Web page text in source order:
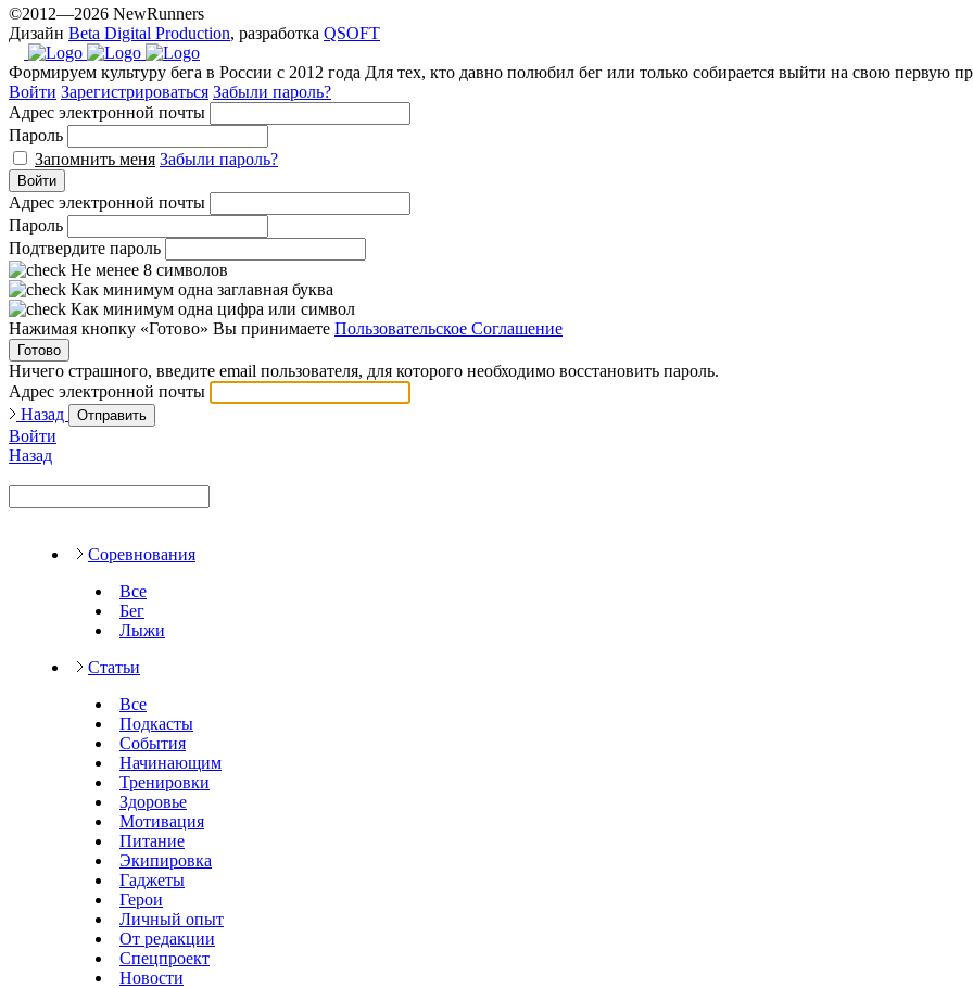
©2012—2026 NewRunners
Дизайн Beta Digital Production, разработка QSOFT
Формируем культуру бега в России с 2012 года Для тех, кто давно полюбил бег или только собирается выйти на свою первую
Войти Зарегистрироваться Забыли пароль?
Адрес электронной почты
Пароль
Запомнить меня Забыли пароль?
Войти
Адрес электронной почты
Пароль
Подтвердите пароль
Не менее 8 символов
Как минимум одна заглавная буква
Как минимум одна цифра или символ
Нажимая кнопку «Готово» Вы принимаете Пользовательское Соглашение
Готово
Ничего страшного, введите email пользователя, для которого необходимо восстановить пароль.
Адрес электронной почты
Назад
Отправить
Войти
Назад
Соревнования
Все
Бег
Лыжи
Статьи
Все
Подкасты
События
Начинающим
Тренировки
Здоровье
Мотивация
Питание
Экипировка
Гаджеты
Герои
Личный опыт
От редакции
Спецпроект
Новости